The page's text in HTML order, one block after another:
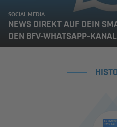
SOCIAL MEDIA
NEWS DIREKT AUF DEIN
DEN BFV-WHATSAPP-